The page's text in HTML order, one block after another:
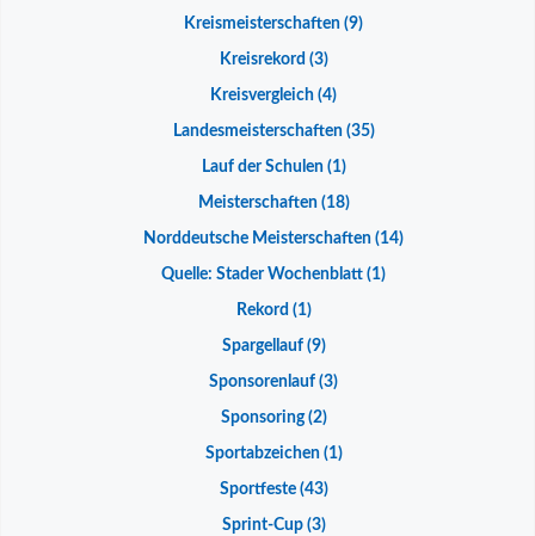
Kreismeisterschaften (9)
Kreisrekord (3)
Kreisvergleich (4)
Landesmeisterschaften(35)
Lauf der Schulen(1)
Meisterschaften(18)
Norddeutsche Meisterschaften (14)
Quelle: Stader Wochenblatt (1)
Rekord (1)
Spargellauf(9)
Sponsorenlauf (3)
Sponsoring(2)
Sportabzeichen(1)
Sportfeste(43)
Sprint-Cup(3)